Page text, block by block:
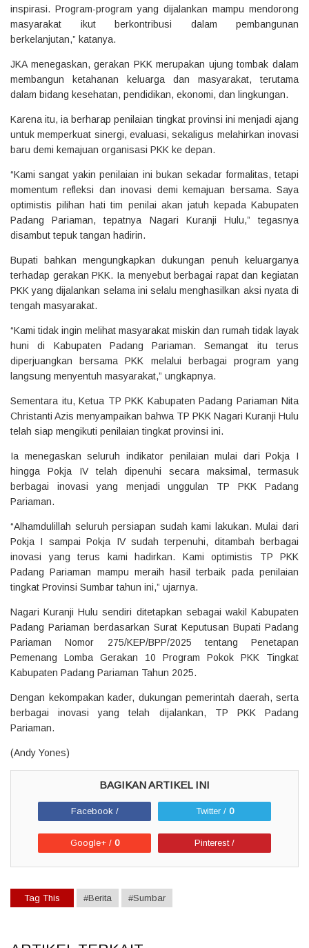
inspirasi. Program-program yang dijalankan mampu mendorong
masyarakat ikut berkontribusi dalam pembangunan
berkelanjutan,” katanya.
JKA menegaskan, gerakan PKK merupakan ujung tombak dalam
membangun ketahanan keluarga dan masyarakat, terutama
dalam bidang kesehatan, pendidikan, ekonomi, dan lingkungan.
Karena itu, ia berharap penilaian tingkat provinsi ini menjadi ajang
untuk memperkuat sinergi, evaluasi, sekaligus melahirkan inovasi
baru demi kemajuan organisasi PKK ke depan.
“Kami sangat yakin penilaian ini bukan sekadar formalitas, tetapi
momentum refleksi dan inovasi demi kemajuan bersama. Saya
optimistis pilihan hati tim penilai akan jatuh kepada Kabupaten
Padang Pariaman, tepatnya Nagari Kuranji Hulu,” tegasnya
disambut tepuk tangan hadirin.
Bupati bahkan mengungkapkan dukungan penuh keluarganya
terhadap gerakan PKK. Ia menyebut berbagai rapat dan kegiatan
PKK yang dijalankan selama ini selalu menghasilkan aksi nyata di
tengah masyarakat.
“Kami tidak ingin melihat masyarakat miskin dan rumah tidak layak
huni di Kabupaten Padang Pariaman. Semangat itu terus
diperjuangkan bersama PKK melalui berbagai program yang
langsung menyentuh masyarakat,” ungkapnya.
Sementara itu, Ketua TP PKK Kabupaten Padang Pariaman Nita
Christanti Azis menyampaikan bahwa TP PKK Nagari Kuranji Hulu
telah siap mengikuti penilaian tingkat provinsi ini.
Ia menegaskan seluruh indikator penilaian mulai dari Pokja I
hingga Pokja IV telah dipenuhi secara maksimal, termasuk
berbagai inovasi yang menjadi unggulan TP PKK Padang
Pariaman.
“Alhamdulillah seluruh persiapan sudah kami lakukan. Mulai dari
Pokja I sampai Pokja IV sudah terpenuhi, ditambah berbagai
inovasi yang terus kami hadirkan. Kami optimistis TP PKK
Padang Pariaman mampu meraih hasil terbaik pada penilaian
tingkat Provinsi Sumbar tahun ini,” ujarnya.
Nagari Kuranji Hulu sendiri ditetapkan sebagai wakil Kabupaten
Padang Pariaman berdasarkan Surat Keputusan Bupati Padang
Pariaman Nomor 275/KEP/BPP/2025 tentang Penetapan
Pemenang Lomba Gerakan 10 Program Pokok PKK Tingkat
Kabupaten Padang Pariaman Tahun 2025.
Dengan kekompakan kader, dukungan pemerintah daerah, serta
berbagai inovasi yang telah dijalankan, TP PKK Padang
Pariaman.
(Andy Yones)
Facebook / Twitter / 0
Google+ / 0 Pinterest /
Tag This #Berita #Sumbar